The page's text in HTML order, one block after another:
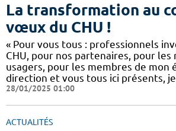
La transformation au
vœux du CHU !
« Pour vous tous : professionnels
CHU, pour nos partenaires, pour
usagers, pour les membres de mon
direction et vous tous ici présents,
28/01/2025 01:00
ACTUALITÉS